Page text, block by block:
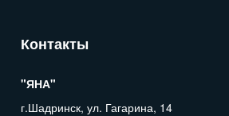
Контакты
"ЯНА"
г.Шадринск, ул. Гагарина, 14